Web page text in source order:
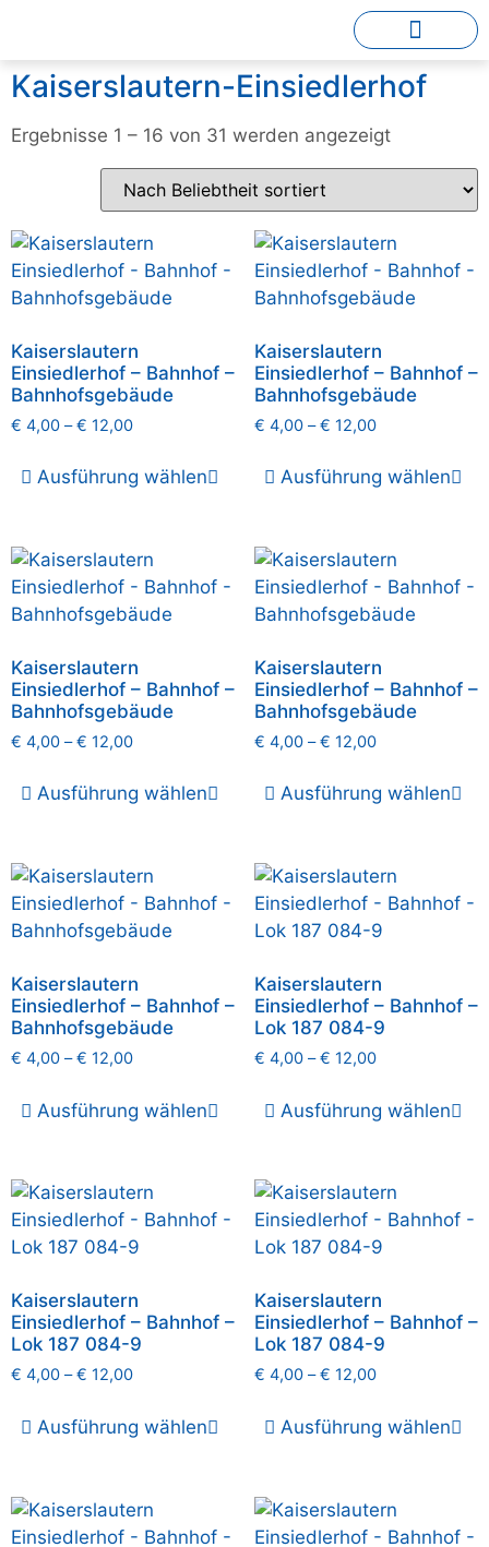
Kaiserslautern-Einsiedlerhof
Ergebnisse 1 – 16 von 31 werden angezeigt
Kaiserslautern
Einsiedlerhof – Bahnhof –
Bahnhofsgebäude
€ 4,00 –€ 12,00
Ausführung wählen
Kaiserslautern
Einsiedlerhof – Bahnhof –
Bahnhofsgebäude
€ 4,00–€ 12,00
Ausführung wählen
Kaiserslautern
Einsiedlerhof – Bahnhof –
Bahnhofsgebäude
€ 4,00 –€ 12,00
Ausführung wählen
Kaiserslautern
Einsiedlerhof – Bahnhof –
Bahnhofsgebäude
€ 4,00–€ 12,00
Ausführung wählen
Kaiserslautern
Einsiedlerhof – Bahnhof –
Bahnhofsgebäude
€ 4,00 –€ 12,00
Ausführung wählen
Kaiserslautern
Einsiedlerhof – Bahnhof –
Lok 187 084-9
€ 4,00–€ 12,00
Ausführung wählen
Kaiserslautern
Einsiedlerhof – Bahnhof –
Lok 187 084-9
€ 4,00 –€ 12,00
Ausführung wählen
Kaiserslautern
Einsiedlerhof – Bahnhof –
Lok 187 084-9
€ 4,00–€ 12,00
Ausführung wählen